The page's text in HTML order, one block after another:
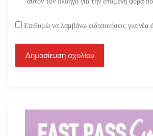
Επιθυμώ να λαμβάνω ειδοποιήσεις για